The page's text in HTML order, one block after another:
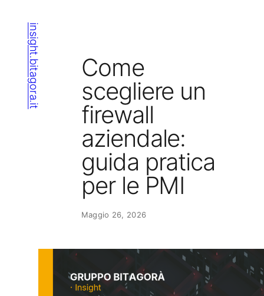
contenuto
insight.bitagora.it
Come
scegliere un
firewall
aziendale:
guida pratica
per le PMI
Maggio 26, 2026